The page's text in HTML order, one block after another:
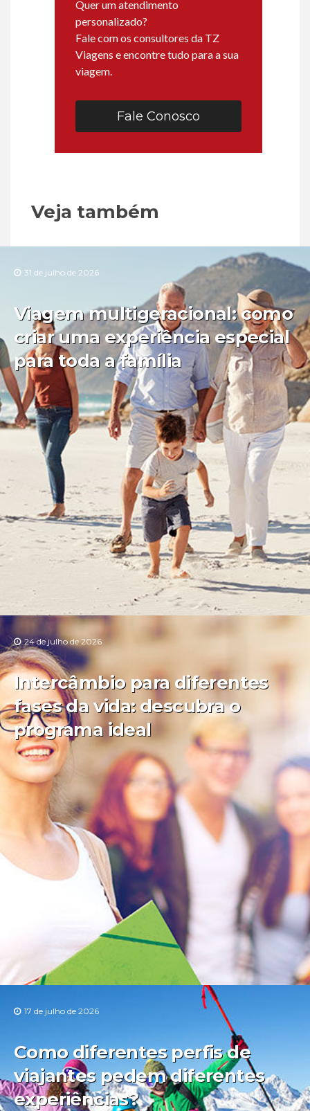
Quer um atendimento
personalizado?
Fale com os consultores da TZ
Viagens e encontre tudo para a sua
viagem.
Fale Conosco
Veja também
31 de julho de 2026
Viagem multigeracional: como
criar uma experiência especial
para toda a família
24 de julho de 2026
Intercâmbio para diferentes
fases da vida: descubra o
programa ideal
17 de julho de 2026
Como diferentes perfis de
viajantes pedem diferentes
experiências?